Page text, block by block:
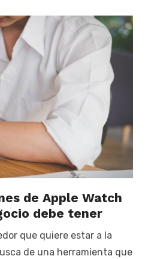
de Apple Watch
debe tener
que quiere estar a la
de una herramienta que